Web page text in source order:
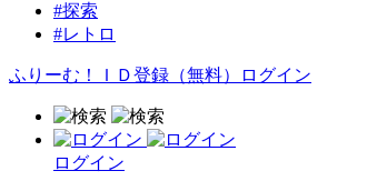
#探索
#レトロ
ふりーむ！ＩＤ登録（無料） ログイン
ログイン